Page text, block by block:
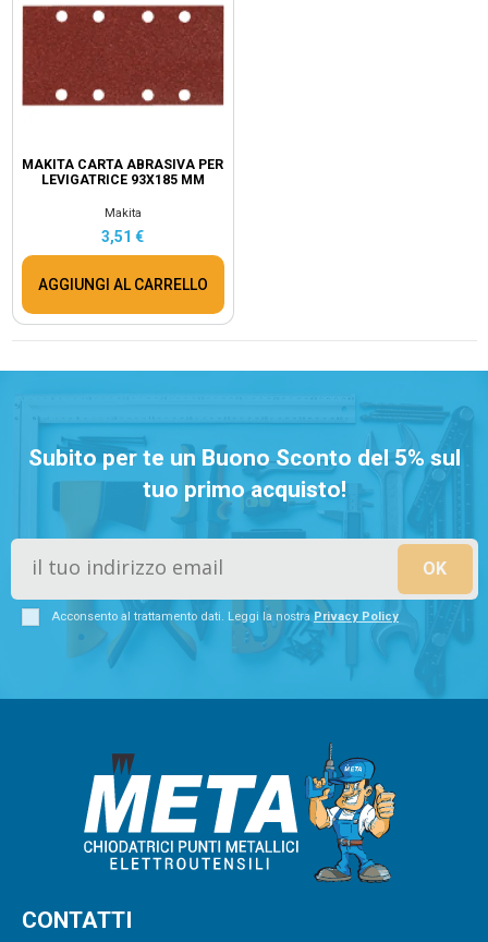
MAKITA CARTA ABRASIVA PER
LEVIGATRICE 93X185 MM
Makita
3,51 €
AGGIUNGI AL CARRELLO
Subito per te un Buono Sconto del 5% sul
tuo primo acquisto!
Acconsento al trattamento dati. Leggi la nostra Privacy Policy
CONTATTI